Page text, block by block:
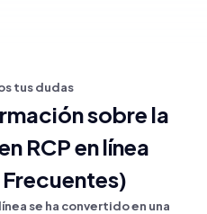
tus dudas
sobre la
RCP en línea
se ha convertido en una